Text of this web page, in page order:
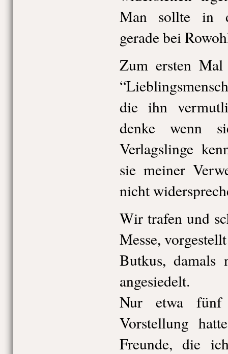
Man sollte in
gerade bei
Zum ersten
die ihn
denke wenn
Verlagslinge
sie meiner
nicht
Wir trafen und
Messe,
Butkus, damals
angesiedelt.
Nur etwa fünf
Vorstellung
Freunde, die